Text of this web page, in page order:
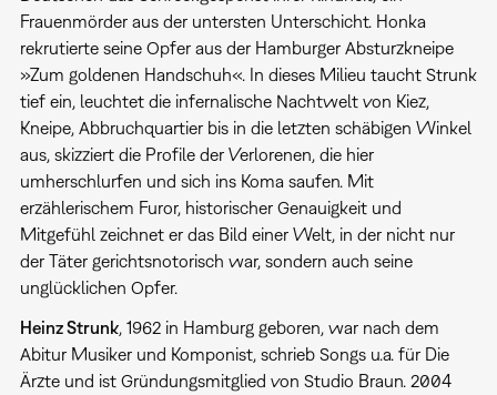
Frauenmörder aus der untersten Unterschicht. Honka
rekrutierte seine Opfer aus der Hamburger Absturzkneipe
»Zum goldenen Handschuh«. In dieses Milieu taucht Strunk
tief ein, leuchtet die infernalische Nachtwelt von Kiez,
Kneipe, Abbruchquartier bis in die letzten schäbigen Winkel
aus, skizziert die Profile der Verlorenen, die hier
umherschlurfen und sich ins Koma saufen. Mit
erzählerischem Furor, historischer Genauigkeit und
Mitgefühl zeichnet er das Bild einer Welt, in der nicht nur
der Täter gerichtsnotorisch war, sondern auch seine
unglücklichen Opfer.
Heinz Strunk, 1962 in Hamburg geboren, war nach dem
Abitur Musiker und Komponist, schrieb Songs u.a. für Die
Ärzte und ist Gründungsmitglied von Studio Braun. 2004